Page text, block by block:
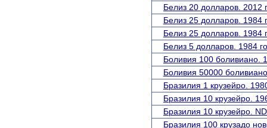
Белиз 20 долларов. 2012
Белиз 25 долларов. 1984
Белиз 25 долларов. 1984
Белиз 5 долларов. 1984
Боливия 100 боливиано.
Боливия 50000
Бразилия 1 крузейро.
Бразилия 10 крузейро.
Бразилия 10 крузейро.
Бразилия 100 крузадо